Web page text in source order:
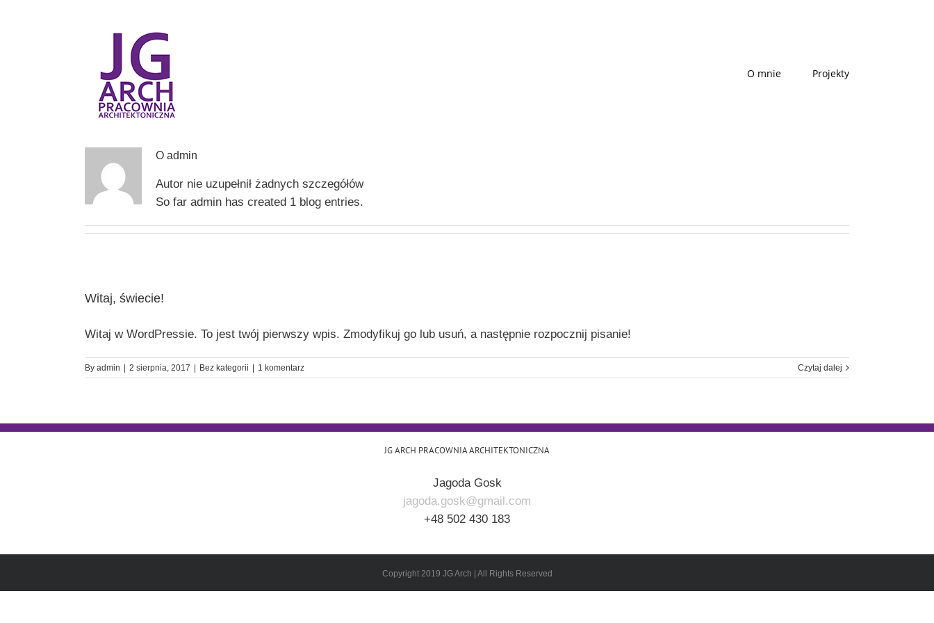
O mnie Projekty
O admin
Autor nie uzupełnił żadnych szczegółów
So far admin has created 1 blog entries.
Witaj, świecie!
Witaj w WordPressie. To jest twój pierwszy wpis. Zmodyfikuj go lub usuń, a następnie rozpocznij pisanie!
By admin 2 sierpnia, 2017 Bez kategorii 1 komentarz Czytaj dalej
JG ARCH PRACOWNIA ARCHITEKTONICZNA
Jagoda Gosk
jagoda.gosk@gmail.com
+48 502 430 183
Copyright 2019 JG Arch | All Rights Reserved